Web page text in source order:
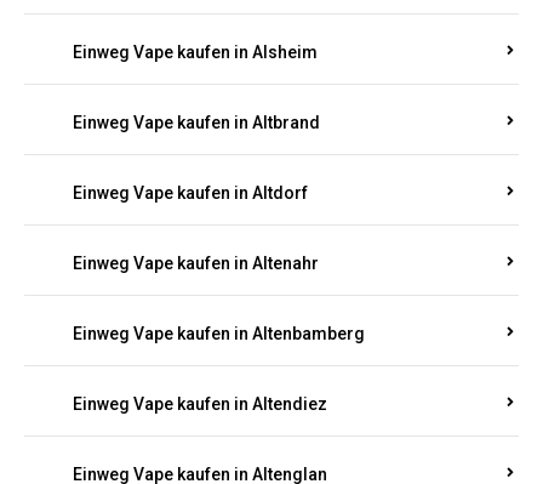
Einweg Vape kaufen in Altbrand
Einweg Vape kaufen in Altdorf
Einweg Vape kaufen in Altenahr
Einweg Vape kaufen in Altenbamberg
Einweg Vape kaufen in Altendiez
Einweg Vape kaufen in Altenglan
Einweg Vape kaufen in Altenhof